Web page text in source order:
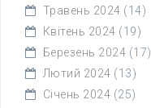
Травень 2024 (14)
Квітень 2024 (19)
Березень 2024 (17)
Лютий 2024 (13)
Січень 2024 (25)